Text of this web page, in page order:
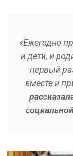
«Ежегодно
и дети, и
первый
вместе и